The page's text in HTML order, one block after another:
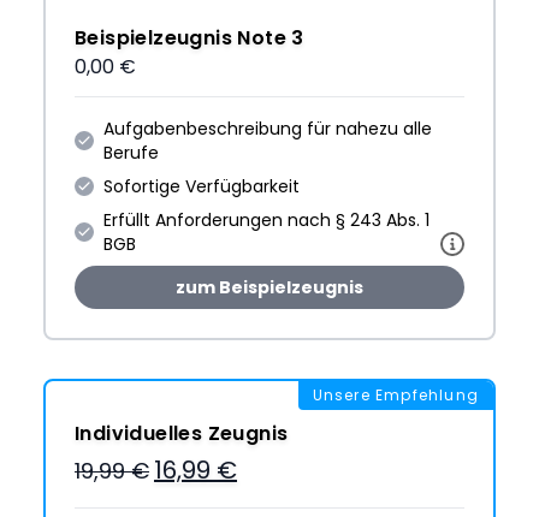
Beispielzeugnis Note 3
0,00 €
Aufgabenbeschreibung für nahezu alle
Berufe
Sofortige Verfügbarkeit
Erfüllt Anforderungen nach § 243 Abs. 1
BGB
zum Beispielzeugnis
Unsere Empfehlung
Individuelles Zeugnis
19,99 € 16,99 €